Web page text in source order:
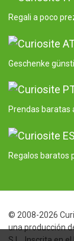
Regali a poco
Geschenke
Prendas baratas
Regalos baratos
© 2008-2026
una producción